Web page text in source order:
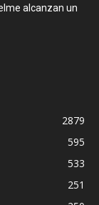
alcanzan un
2879
595
533
251